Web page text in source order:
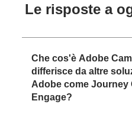
Le risposte a
Che cos'è Adobe
differisce da altre
Adobe come Journey
Engage?